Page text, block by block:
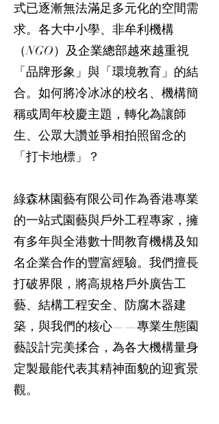
式已逐漸無法滿足多元化的空間需
求。各大中小學、非牟利機構
（NGO）及企業總部越來越重視
「品牌形象」與「環境教育」的結
合。如何將冷冰冰的校名、機構簡
稱或周年校慶主題，轉化為讓師
生、公眾大讚並爭相拍照留念的
「打卡地標」？
綠森林園藝有限公司作為香港專業
的一站式園藝與戶外工程專家，擁
有多年與全港數十間教育機構及知
名企業合作的豐富經驗。我們擅長
打破界限，將高規格戶外廣告工
藝、結構工程安全、防腐木器建
築，與我們的核心——專業生態園
藝設計完美揉合，為各大機構量身
定製最能代表其精神面貌的迎賓景
觀。